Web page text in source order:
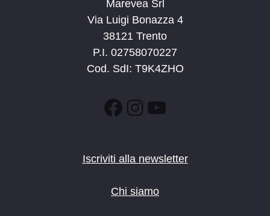
Marevea Srl
Via Luigi Bonazza 4
38121 Trento
P.I. 02758070227
Cod. SdI: T9K4ZHO
Facebook
Instagram
YouTube
Iscriviti alla newsletter
Chi siamo